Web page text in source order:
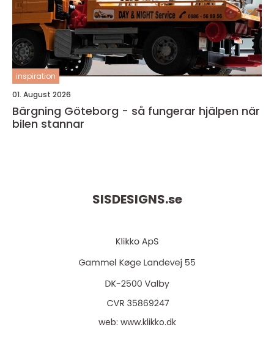
inspiration
01. August 2026
Bärgning Göteborg - så fungerar hjälpen när
bilen stannar
SISDESIGNS.se
web: www.klikko.dk